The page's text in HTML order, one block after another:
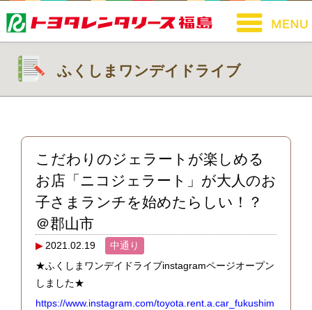
ふくしまワンデイドライブ
こだわりのジェラートが楽しめる
お店「ニコジェラート」が大人のお
子さまランチを始めたらしい！？
＠郡山市
2021.02.19
中通り
★ふくしまワンデイドライブinstagramページオープン
しました★
https://www.instagram.com/toyota.rent.a.car_fukushim